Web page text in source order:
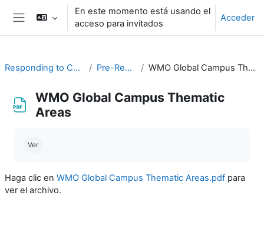
Salta al contenido principal
Panel lateral
En este momento está usando el
acceso para invitados
Acceder
Responding to Challenges Pre-Readings WMO Global Campus Thematic Areas
WMO Global Campus Thematic
Areas
Ver
Haga clic en WMO Global Campus Thematic Areas.pdf para
ver el archivo.